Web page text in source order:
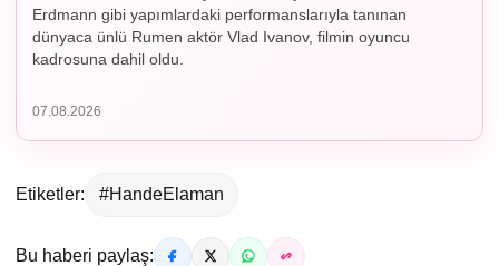
Erdmann gibi yapımlardaki performanslarıyla tanınan
dünyaca ünlü Rumen aktör Vlad Ivanov, filmin oyuncu
kadrosuna dahil oldu.
07.08.2026
Etiketler: #HandeElaman
Bu haberi paylaş: